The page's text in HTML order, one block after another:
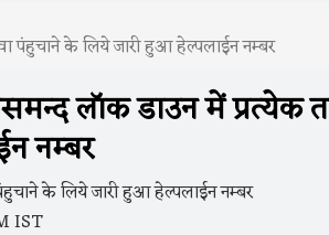
पंहुचाने के लिये जारी हुआ हेल्पलाईन नम्बर
लाॅक डाउन में प्रत्येक
नम्बर
IST